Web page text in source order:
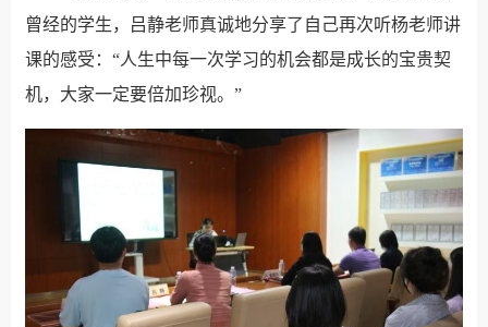
曾经的学生，吕静老师真诚地分享了自己再次听杨老师讲
课的感受：“人生中每一次学习的机会都是成长的宝贵契
机，大家一定要倍加珍视。”